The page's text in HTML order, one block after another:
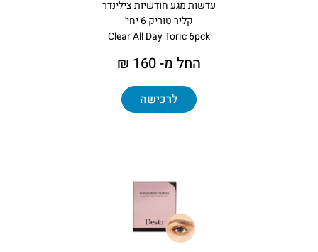
עדשות מגע חודשיות צילינדר
קליר טוריק 6 יחי'
Clear All Day Toric 6pck
החל מ- 160 ₪
לרכישה